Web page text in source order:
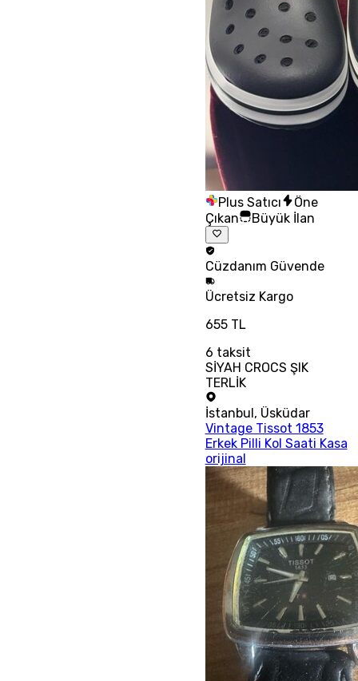
Plus Satıcı
Öne
Çıkan
Büyük İlan
Cüzdanım Güvende
Ücretsiz Kargo
655 TL
6 taksit
SİYAH CROCS ŞIK
TERLİK
İstanbul , Üsküdar
Vintage Tissot 1853
Erkek Pilli Kol Saati Kasa
orijinal